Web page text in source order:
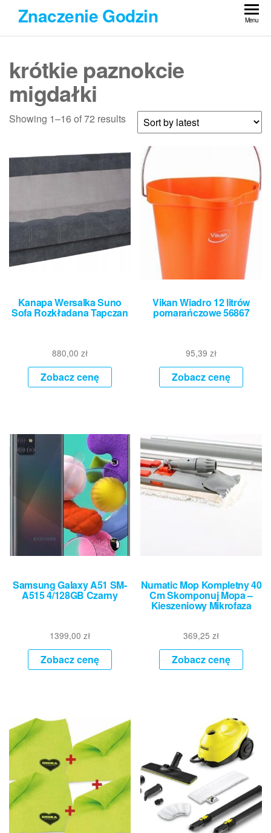
Przejdź
treści
Znaczenie Godzin Menu
krótkie paznokcie
migdałki
Showing 1–16 of 72 results
Kanapa Wersalka Suno
Sofa Rozkładana Tapczan
880,00 zł
Zobacz cenę
Vikan Wiadro 12 litrów
pomarańczowe 56867
95,39zł
Zobacz cenę
Samsung Galaxy A51 SM-
A515 4/128GB Czarny
1399,00 zł
Zobacz cenę
Numatic Mop Kompletny 40
Cm Skomponuj Mopa –
Kieszeniowy Mikrofaza
369,25zł
Zobacz cenę